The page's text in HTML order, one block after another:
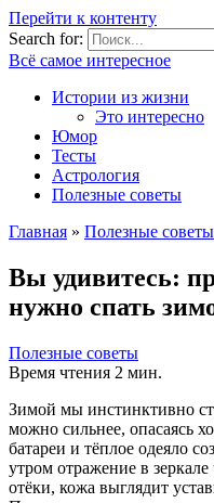
Перейти к контенту
Search for:
Всё самое интересное
Истории из жизни
Это интересно
Юмор
Тесты
Астрология
Полезные советы
Главная » Полезные советы
Вы удивитесь:
нужно спать
Полезные советы
Время чтения 2 мин.
Зимой мы инстинктивно
можно сильнее, опасаясь
батареи и тёплое одеяло
утром отражение в
отёки, кожа выглядит